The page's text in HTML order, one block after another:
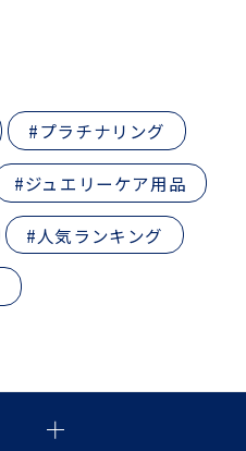
#プラチナリング
#ジュエリーケア用品
#人気ランキング